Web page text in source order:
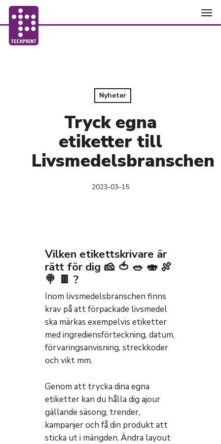
Skip
content
Nyheter
Tryck egna
etiketter till
Livsmedelsbranschen
2023-03-15
Vilken etikettskrivare är
rätt för dig 🧀 🍅 🥗 🍣 🍖
🍭 🍫 ?
Inom livsmedelsbranschen finns
krav på att förpackade livsmedel
ska märkas exempelvis etiketter
med ingrediensförteckning, datum,
förvaringsanvisning, streckkoder
och vikt mm.
Genom att trycka dina egna
etiketter kan du hålla dig ajour
gällande säsong, trender,
kampanjer och få din produkt att
sticka ut i mängden. Ändra layout